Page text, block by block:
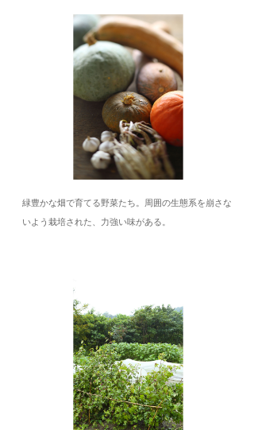
緑豊かな畑で育てる野菜たち。周囲の生態系を崩さな
いよう栽培された、力強い味がある。